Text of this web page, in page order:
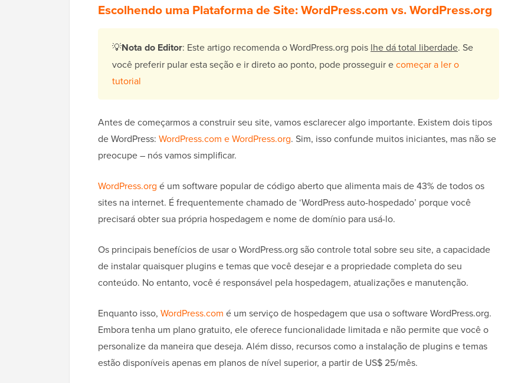
Escolhendo uma Plataforma de Site: WordPress.com vs. WordPress.org
💡Nota do Editor: Este artigo recomenda o WordPress.org pois lhe dá total liberdade. Se
você preferir pular esta seção e ir direto ao ponto, pode prosseguir ecomeçar a ler o
tutorial
Antes de começarmos a construir seu site, vamos esclarecer algo importante. Existem dois tipos
de WordPress: WordPress.com e WordPress.org. Sim, isso confunde muitos iniciantes, mas não se
preocupe – nós vamos simplificar.
WordPress.org é um software popular de código aberto que alimenta mais de 43% de todos os
sites na internet. É frequentemente chamado de ‘WordPress auto-hospedado’ porque você
precisará obter sua própria hospedagem e nome de domínio para usá-lo.
Os principais benefícios de usar o WordPress.org são controle total sobre seu site, a capacidade
de instalar quaisquer plugins e temas que você desejar e a propriedade completa do seu
conteúdo. No entanto, você é responsável pela hospedagem, atualizações e manutenção.
Enquanto isso, WordPress.com é um serviço de hospedagem que usa o software WordPress.org.
Embora tenha um plano gratuito, ele oferece funcionalidade limitada e não permite que você o
personalize da maneira que deseja. Além disso, recursos como a instalação de plugins e temas
estão disponíveis apenas em planos de nível superior, a partir de US$ 25/mês.